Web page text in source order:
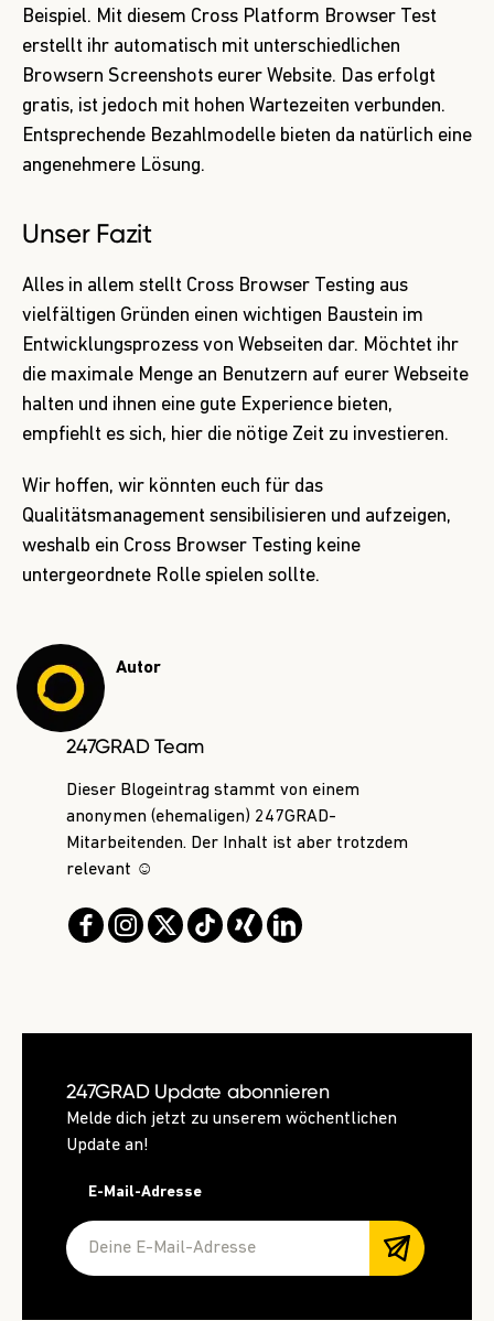
Beispiel. Mit diesem Cross Platform Browser Test
erstellt ihr automatisch mit unterschiedlichen
Browsern Screenshots eurer Website. Das erfolgt
gratis, ist jedoch mit hohen Wartezeiten verbunden.
Entsprechende Bezahlmodelle bieten da natürlich eine
angenehmere Lösung.
Unser Fazit
Alles in allem stellt Cross Browser Testing aus
vielfältigen Gründen einen wichtigen Baustein im
Entwicklungsprozess von Webseiten dar. Möchtet ihr
die maximale Menge an Benutzern auf eurer Webseite
halten und ihnen eine gute Experience bieten,
empfiehlt es sich, hier die nötige Zeit zu investieren.
Wir hoffen, wir könnten euch für das
Qualitätsmanagement sensibilisieren und aufzeigen,
weshalb ein Cross Browser Testing keine
untergeordnete Rolle spielen sollte.
Autor
247GRAD Team
Dieser Blogeintrag stammt von einem
anonymen (ehemaligen) 247GRAD-
Mitarbeitenden. Der Inhalt ist aber trotzdem
relevant ☺️
247GRAD Update abonnieren
Melde dich jetzt zu unserem wöchentlichen
Update an!
E-Mail-Adresse